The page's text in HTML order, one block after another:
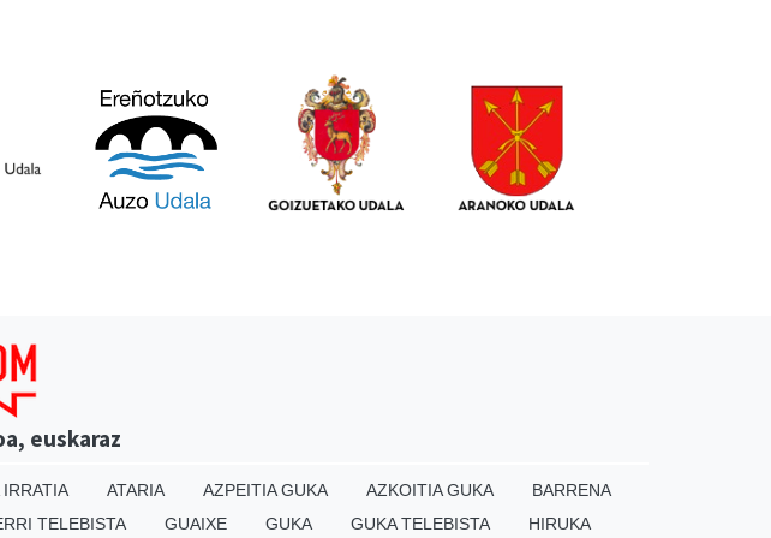
euskaraz
ATARIA AZPEITIA GUKA AZKOITIA GUKA
BARRENA
TELEBISTA GUAIXE GUKA GUKA TELEBISTA HIRUKA